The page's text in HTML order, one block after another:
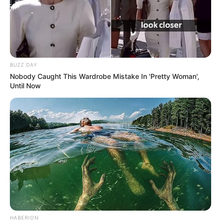
Suivez le bilan Journalier, Mensuel et Annuel sur le tableau
situé sur la
page des stats .
12 INDIGO DE FONTAINE
15 ILLUSION JIPAD
Découvrez le
presse
au jeu du Simple Gagnant et Placé sur les 10 derniers
Quinté de Trot attelé.
NUMEROS ASTRO QUINTE CHANCE DU JOUR
Spécial Tocard du PRONOSTIC QUINTE dans
le PRIX JULES ROUCAYROL
BUZZ DAY
Nobody Caught This Wardrobe Mistake In 'Pretty Woman',
Until Now
HABERION